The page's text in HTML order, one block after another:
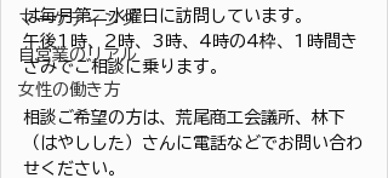
マーケティング
自営業のリアル
女性の働き方
は毎月第二水曜日に訪問しています。
午後1時、2時、3時、4時の4枠、1時間き
ざみでご相談に乗ります。
相談ご希望の方は、荒尾商工会議所、林下
（はやしした）さんに電話などでお問い合わ
せください。